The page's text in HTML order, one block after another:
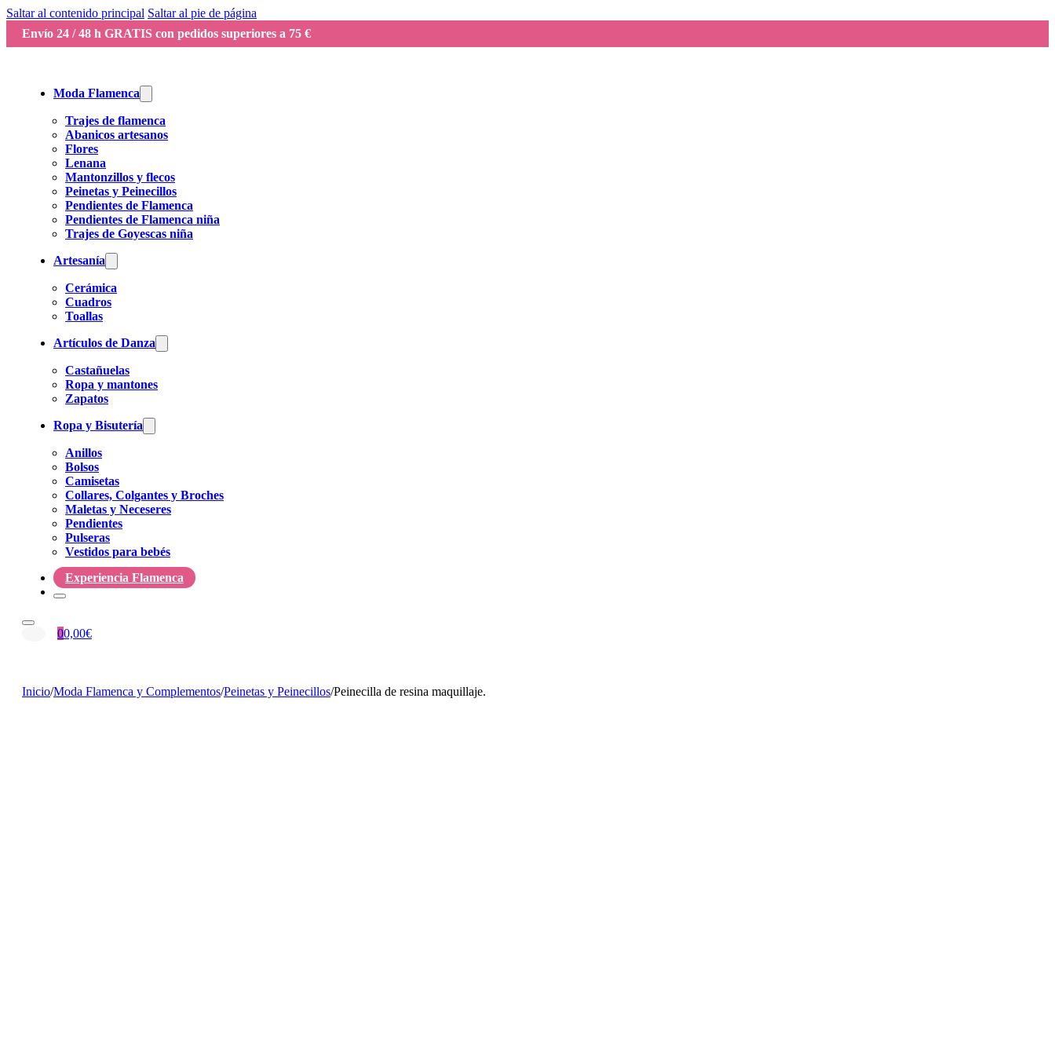
Saltar al contenido principal Saltar al pie de página
Envío 24 / 48 h GRATIS con pedidos superiores a 75 €
Moda Flamenca
Trajes de flamenca
Abanicos artesanos
Flores
Lenana
Mantonzillos y flecos
Peinetas y Peinecillos
Pendientes de Flamenca
Pendientes de Flamenca niña
Trajes de Goyescas niña
Artesanía
Cerámica
Cuadros
Toallas
Artículos de Danza
Castañuelas
Ropa y mantones
Zapatos
Ropa y Bisutería
Anillos
Bolsos
Camisetas
Collares, Colgantes y Broches
Maletas y Neceseres
Pendientes
Pulseras
Vestidos para bebés
Experiencia Flamenca
00,00€
Inicio/Moda Flamenca y Complementos/Peinetas y Peinecillos/Peinecilla de resina maquillaje.